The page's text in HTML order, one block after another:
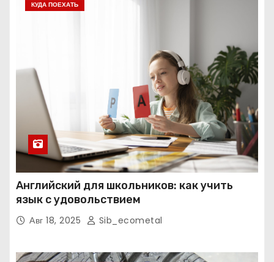
КУДА ПОЕХАТЬ
Английский для школьников: как учить
язык с удовольствием
Авг 18, 2025 Sib_ecometal